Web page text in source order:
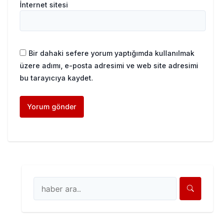
İnternet sitesi
Bir dahaki sefere yorum yaptığımda kullanılmak
üzere adımı, e-posta adresimi ve web site adresimi
bu tarayıcıya kaydet.